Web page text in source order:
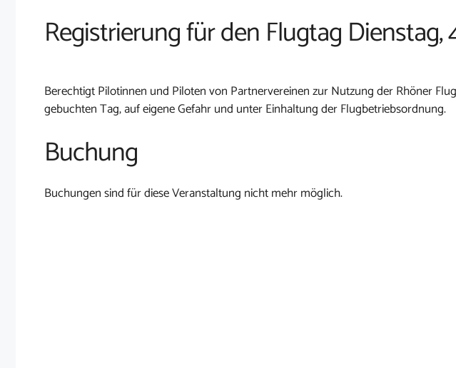
Registrierung für den Flugtag Dienstag,
Berechtigt Pilotinnen und Piloten von Partnervereinen zur Nutzung der Rhöner
gebuchten Tag, auf eigene Gefahr und unter Einhaltung der Flugbetriebsordnung.
Buchung
Buchungen sind für diese Veranstaltung nicht mehr möglich.